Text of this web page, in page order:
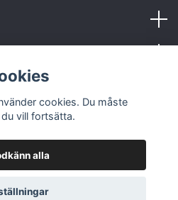
SOUND
cookies. Du måste
vill fortsätta.
alla